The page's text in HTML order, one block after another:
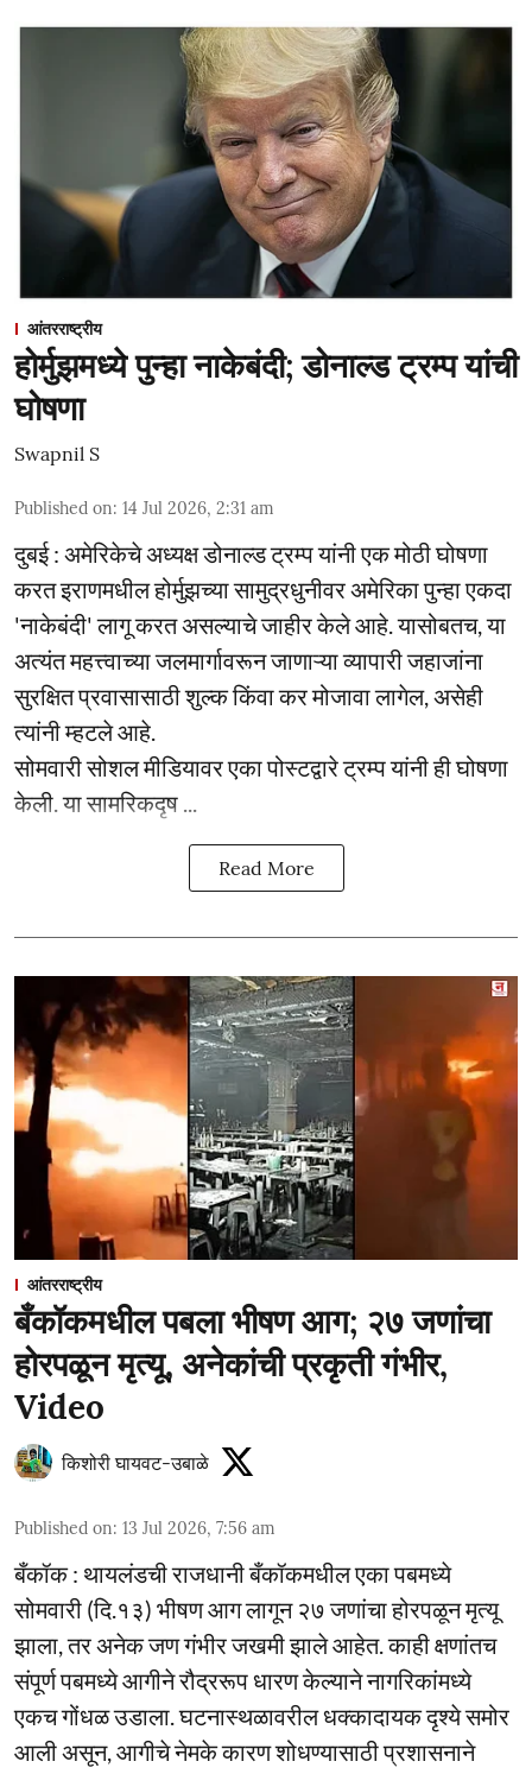
आंतरराष्ट्रीय
होर्मुझमध्ये पुन्हा नाकेबंदी; डोनाल्ड ट्रम्प यांची
घोषणा
Swapnil S
Published on: 14 Jul 2026, 2:31 am
दुबई : अमेरिकेचे अध्यक्ष डोनाल्ड ट्रम्प यांनी एक मोठी घोषणा
करत इराणमधील होर्मुझच्या सामुद्रधुनीवर अमेरिका पुन्हा एकदा
'नाकेबंदी' लागू करत असल्याचे जाहीर केले आहे. यासोबतच, या
अत्यंत महत्त्वाच्या जलमार्गावरून जाणाऱ्या व्यापारी जहाजांना
सुरक्षित प्रवासासाठी शुल्क किंवा कर मोजावा लागेल, असेही
त्यांनी म्हटले आहे.
सोमवारी सोशल मीडियावर एका पोस्टद्वारे ट्रम्प यांनी ही घोषणा
केली. या सामरिकदृष ...
Read More
आंतरराष्ट्रीय
बँकॉकमधील पबला भीषण आग; २७ जणांचा
होरपळून मृत्यू, अनेकांची प्रकृती गंभीर,
Video
किशोरी घायवट-उबाळे
Published on: 13 Jul 2026, 7:56 am
बँकॉक : थायलंडची राजधानी बँकॉकमधील एका पबमध्ये
सोमवारी (दि.१३) भीषण आग लागून २७ जणांचा होरपळून मृत्यू
झाला, तर अनेक जण गंभीर जखमी झाले आहेत. काही क्षणांतच
संपूर्ण पबमध्ये आगीने रौद्ररूप धारण केल्याने नागरिकांमध्ये
एकच गोंधळ उडाला. घटनास्थळावरील धक्कादायक दृश्ये समोर
आली असून, आगीचे नेमके कारण शोधण्यासाठी प्रशासनाने